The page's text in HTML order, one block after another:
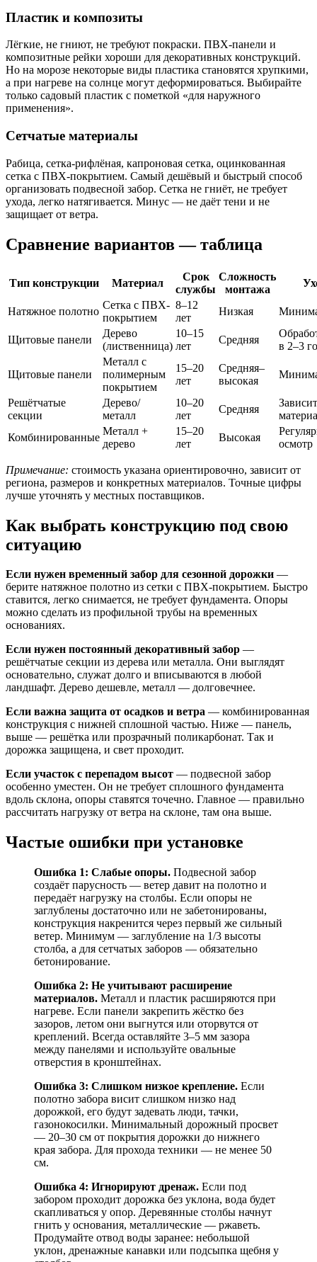
Пластик и композиты
Лёгкие, не гниют, не требуют покраски. ПВХ-панели и
композитные рейки хороши для декоративных конструкций.
Но на морозе некоторые виды пластика становятся хрупкими,
а при нагреве на солнце могут деформироваться. Выбирайте
только садовый пластик с пометкой «для наружного
применения».
Сетчатые материалы
Рабица, сетка-рифлёная, капроновая сетка, оцинкованная
сетка с ПВХ-покрытием. Самый дешёвый и быстрый способ
организовать подвесной забор. Сетка не гниёт, не требует
ухода, легко натягивается. Минус — не даёт тени и не
защищает от ветра.
Сравнение вариантов — таблица
Тип конструкции Материал
Срок
службы
Сложность
монтажа
Натяжное полотно
Сетка с ПВХ-
покрытием
8–12
лет
Низкая
Щитовые панели
Дерево
(лиственница)
10–15
лет
Средняя
в 2–3
Щитовые панели
Металл с
полимерным
покрытием
15–20
лет
Средняя–
высокая
Решётчатые
секции
Дерево/
металл
10–20
лет
Средняя
Комбинированные
Металл +
дерево
15–20
лет
Высокая
осмотр
Примечание: стоимость указана ориентировочно, зависит от
региона, размеров и конкретных материалов. Точные цифры
лучше уточнять у местных поставщиков.
Как выбрать конструкцию под свою
ситуацию
Если нужен временный забор для сезонной дорожки —
берите натяжное полотно из сетки с ПВХ-покрытием. Быстро
ставится, легко снимается, не требует фундамента. Опоры
можно сделать из профильной трубы на временных
основаниях.
Если нужен постоянный декоративный забор —
решётчатые секции из дерева или металла. Они выглядят
основательно, служат долго и вписываются в любой
ландшафт. Дерево дешевле, металл — долговечнее.
Если важна защита от осадков и ветра — комбинированная
конструкция с нижней сплошной частью. Ниже — панель,
выше — решётка или прозрачный поликарбонат. Так и
дорожка защищена, и свет проходит.
Если участок с перепадом высот — подвесной забор
особенно уместен. Он не требует сплошного фундамента
вдоль склона, опоры ставятся точечно. Главное — правильно
рассчитать нагрузку от ветра на склоне, там она выше.
Частые ошибки при установке
Ошибка 1: Слабые опоры. Подвесной забор
создаёт парусность — ветер давит на полотно и
передаёт нагрузку на столбы. Если опоры не
заглублены достаточно или не забетонированы,
конструкция накренится через первый же сильный
ветер. Минимум — заглубление на 1/3 высоты
столба, а для сетчатых заборов — обязательно
бетонирование.
Ошибка 2: Не учитывают расширение
материалов. Металл и пластик расширяются при
нагреве. Если панели закрепить жёстко без
зазоров, летом они выгнутся или оторвутся от
креплений. Всегда оставляйте 3–5 мм зазора
между панелями и используйте овальные
отверстия в кронштейнах.
Ошибка 3: Слишком низкое крепление. Если
полотно забора висит слишком низко над
дорожкой, его будут задевать люди, тачки,
газонокосилки. Минимальный дорожный просвет
— 20–30 см от покрытия дорожки до нижнего
края забора. Для прохода техники — не менее 50
см.
Ошибка 4: Игнорируют дренаж. Если под
забором проходит дорожка без уклона, вода будет
скапливаться у опор. Деревянные столбы начнут
гнить у основания, металлические — ржаветь.
Продумайте отвод воды заранее: небольшой
уклон, дренажные канавки или подсыпка щебня у